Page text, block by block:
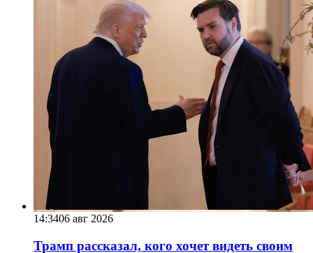
14:3406 авг 2026
Трамп рассказал, кого хочет видеть своим